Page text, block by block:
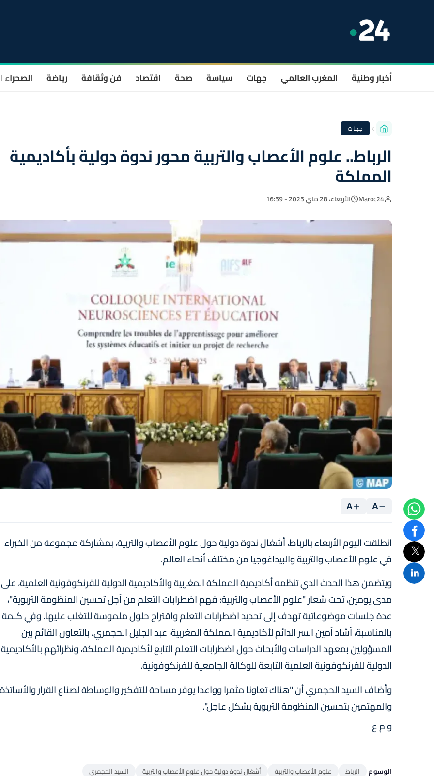
أخبار وطنية المغرب العالمي جهات سياسة صحة اقتصاد فن وثقافة رياضة الصحراء
جهات
الرباط.. علوم الأعصاب والتربية محور ندوة دولية بأكاديمية
المملكة
Maroc24 الأربعاء، 28 ماي 2025 - 16:59
A
A
انطلقت اليوم الأربعاء بالرباط، أشغال ندوة دولية حول علوم الأعصاب والتربية، بمشاركة مجموعة من الخبراء
في علوم الأعصاب والتربية والبيداغوجيا من مختلف أنحاء العالم.
ويتضمن هذا الحدث الذي تنظمه أكاديمية المملكة المغربية والأكاديمية الدولية للفرنكوفونية العلمية، على
مدى يومين، تحت شعار "علوم الأعصاب والتربية: فهم اضطرابات التعلم من أجل تحسين المنظومة التربوية"،
عدة جلسات موضوعاتية تهدف إلى تحديد اضطرابات التعلم واقتراح حلول ملموسة للتغلب عليها. وفي كلمة
بالمناسبة، أشاد أمين السر الدائم لأكاديمية المملكة المغربية، عبد الجليل الحجمري، بالتعاون القائم بين
المسؤولين بمعهد الدراسات والأبحاث حول اضطرابات التعلم التابع لأكاديمية المملكة، ونظرائهم بالأكاديمية
الدولية للفرنكوفونية العلمية التابعة للوكالة الجامعية للفرنكوفونية.
وأضاف السيد الحجمري أن "هناك تعاونا مثمرا وواعدا يوفر مساحة للتفكير والوساطة لصناع القرار والأساتذة
والمهتمين بتحسين المنظومة التربوية بشكل عاجل".
و م ع
الوسوم الرباط علوم الأعصاب والتربية أشغال ندوة دولية حول علوم الأعصاب والتربية السيد الحجمري